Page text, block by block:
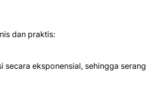
dan praktis:
secara eksponensial, sehingga